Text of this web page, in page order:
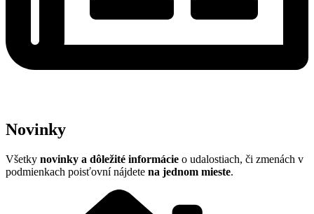
Novinky
Všetky novinky a dôležité informácie o udalostiach, či zmenách v
podmienkach poisťovní nájdete na jednom mieste.